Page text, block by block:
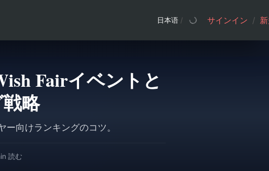
日本语 / サインイン /
Fairイベントと
略
向けランキングのコツ。
読む